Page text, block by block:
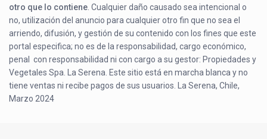
otro que lo contiene . Cualquier daño causado sea intencional o
no, utilización del anuncio para cualquier otro fin que no sea el
arriendo, difusión, y gestión de su contenido con los fines que este
portal especifica; no es de la responsabilidad, cargo económico,
penal con responsabilidad ni con cargo a su gestor: Propiedades y
Vegetales Spa. La Serena. Este sitio está en marcha blanca y no
tiene ventas ni recibe pagos de sus usuarios. La Serena, Chile,
Marzo 2024